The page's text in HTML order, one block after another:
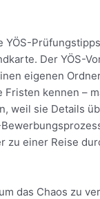
Der YÖS-
eigenen
kennen –
weil sie Details
einer Reise
das Chaos zu